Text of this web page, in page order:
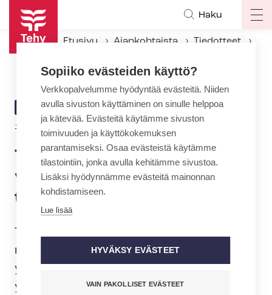
Hyppää
pääsisältöön
Haku
Etusivu Ajankohtaista
Tiedotteet
ARTIKKELIN
KATEGORIA
TIEDOTE
16.6.2025 | 8:28
Tehy: Yhdenvertaisuus vaatii
vaikuttamista ja käytännön
toimia
Tehy osallistuu Pride-kuukauteen
nostaakseen esiin tasa-arvon ja
yhdenvertaisuuden merkitystä sekä
yhteiskunnassa että työelämässä. Pride
Sopiiko evästeiden käyttö?
Verkkopalvelumme hyödyntää evästeitä. Niiden
avulla sivuston käyttäminen on sinulle helppoa
ja kätevää. Evästeitä käytämme sivuston
toimivuuden ja käyttökokemuksen
parantamiseksi. Osaa evästeistä käytämme
tilastointiin, jonka avulla kehitämme sivustoa.
Lisäksi hyödynnämme evästeitä mainonnan
kohdistamiseen.
Lue lisää
HYVÄKSY EVÄSTEET
VAIN PAKOLLISET EVÄSTEET